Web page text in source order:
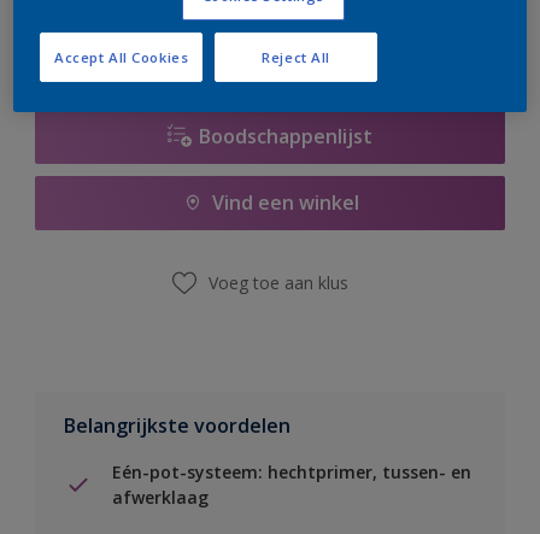
Boodschappenlijst
Vind een winkel
Voeg toe aan klus
Belangrijkste voordelen
Eén-pot-systeem: hechtprimer, tussen- en
afwerklaag
Reject All
Accept All Cookies